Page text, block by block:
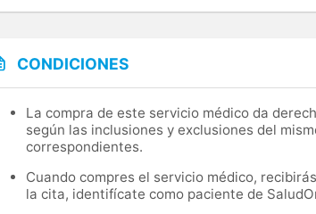
CONDICIONES
La compra de este servicio médico da
según las inclusiones y exclusiones del
correspondientes.
Cuando compres el servicio médico,
la cita, identifícate como paciente de